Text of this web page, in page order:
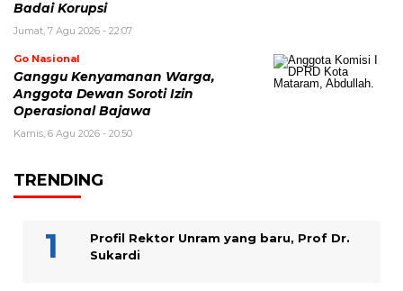
Badai Korupsi
Jumat, 7 Agu 2026 - 22:07
Go Nasional
Ganggu Kenyamanan Warga,
Anggota Dewan Soroti Izin
Operasional Bajawa
Kamis, 6 Agu 2026 - 20:50
TRENDING
Profil Rektor Unram yang baru, Prof Dr.
Sukardi